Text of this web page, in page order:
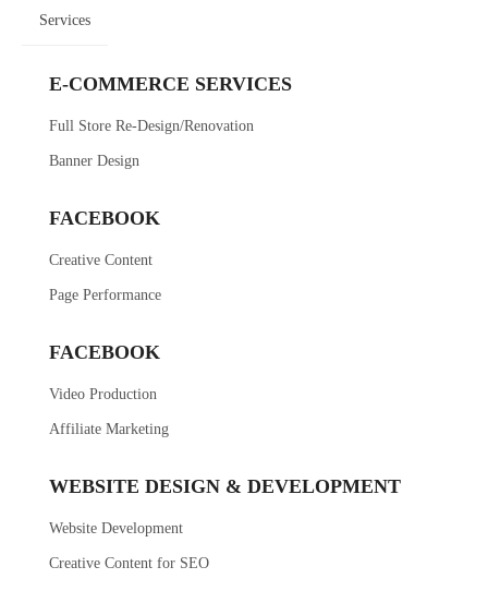
Services
E-COMMERCE SERVICES
Full Store Re-Design/Renovation
Banner Design
FACEBOOK
Creative Content
Page Performance
FACEBOOK
Video Production
Affiliate Marketing
WEBSITE DESIGN & DEVELOPMENT
Website Development
Creative Content for SEO